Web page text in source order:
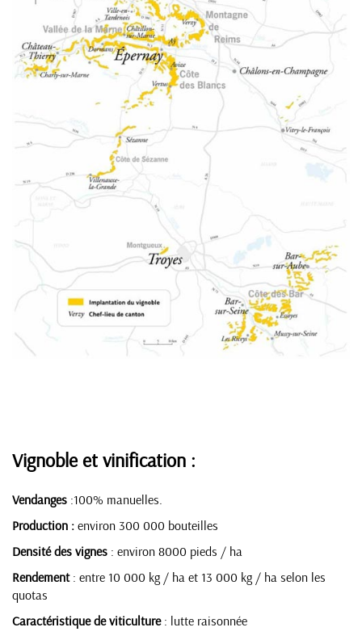
Vignoble et vinification :
Vendanges :100% manuelles.
Production : environ 300 000 bouteilles
Densité des vignes : environ 8000 pieds / ha
Rendement: entre 10 000 kg / ha et 13 000 kg / ha selon les
quotas
Caractéristique de viticulture: lutte raisonnée